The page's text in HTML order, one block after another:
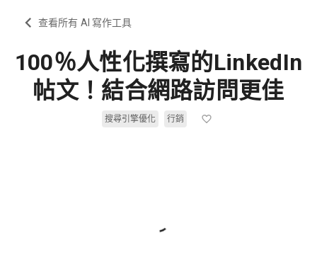
查看所有 AI 寫作工具
100％人性化撰寫的LinkedIn
帖文！結合網路訪問更佳
搜尋引擎優化 行銷